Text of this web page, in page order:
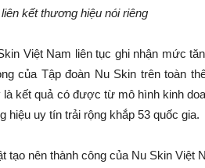
kết thương hiệu nói riêng
Việt Nam liên tục ghi nhận mức
của Tập đoàn Nu Skin trên toàn
kết quả có được từ mô hình kinh
uy tín trải rộng khắp 53 quốc gia.
tạo nên thành công của Nu Skin Việt